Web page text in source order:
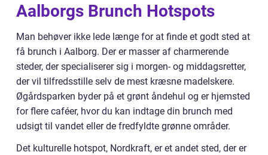
Aalborgs Brunch Hotspots
Man behøver ikke lede længe for at finde et godt sted at
få brunch i Aalborg. Der er masser af charmerende
steder, der specialiserer sig i morgen- og middagsretter,
der vil tilfredsstille selv de mest kræsne madelskere.
Øgårdsparken byder på et grønt åndehul og er hjemsted
for flere caféer, hvor du kan indtage din brunch med
udsigt til vandet eller de fredfyldte grønne områder.
Det kulturelle hotspot, Nordkraft, er et andet sted, der er